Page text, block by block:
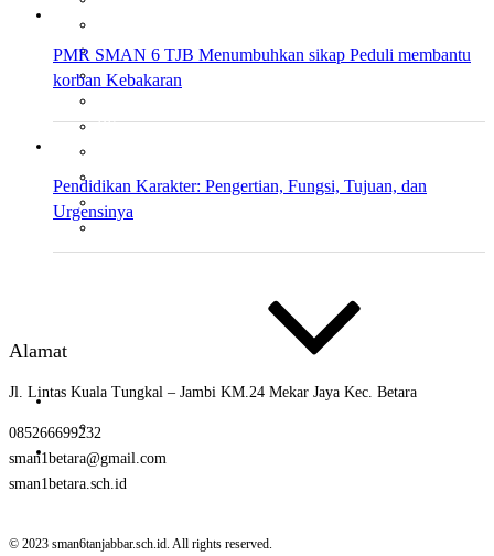
KIMIA
KIMIA PEMINATAN
BK
PKW
PENJASKES
Ekstrakurikuler
PMR
SPMB
PMR SMAN 6 TJB Menumbuhkan sikap Peduli membantu
korban Kebakaran
Pendidikan Karakter: Pengertian, Fungsi, Tujuan, dan
Urgensinya
Alamat
Jl. Lintas Kuala Tungkal – Jambi KM.24 Mekar Jaya Kec. Betara
085266699232
sman1betara@gmail.com
sman1betara.sch.id
© 2023 sman6tanjabbar.sch.id. All rights reserved.